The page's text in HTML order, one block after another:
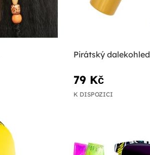
Pirátský dalekohled
79 Kč
K DISPOZICI